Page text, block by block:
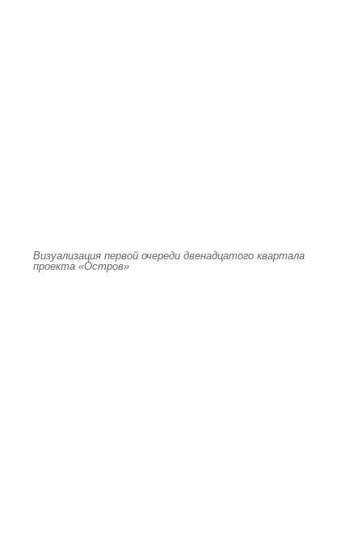
Визуализация первой очереди двенадцатого квартала
проекта «Остров»